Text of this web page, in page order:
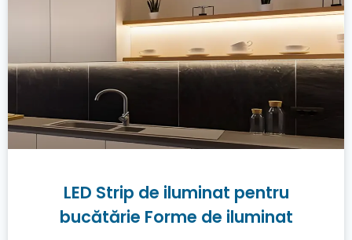
LED Strip de iluminat pentru
bucătărie Forme de iluminat